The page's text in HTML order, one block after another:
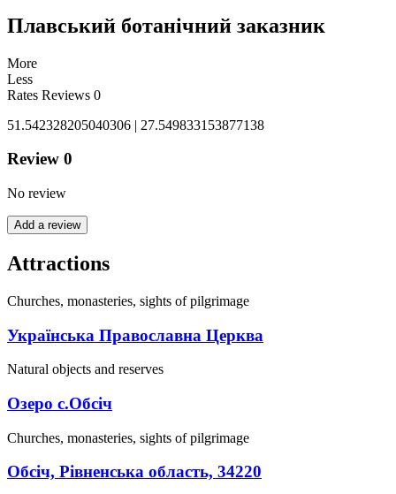
Плавський ботанічний заказник
More
Less
Rates Reviews 0
51.542328205040306 | 27.549833153877138
Review 0
No review
Add a review
Attractions
Churches, monasteries, sights of pilgrimage
Українська Православна Церква
Natural objects and reserves
Озеро с.Обсіч
Churches, monasteries, sights of pilgrimage
Обсіч, Рівненська область, 34220